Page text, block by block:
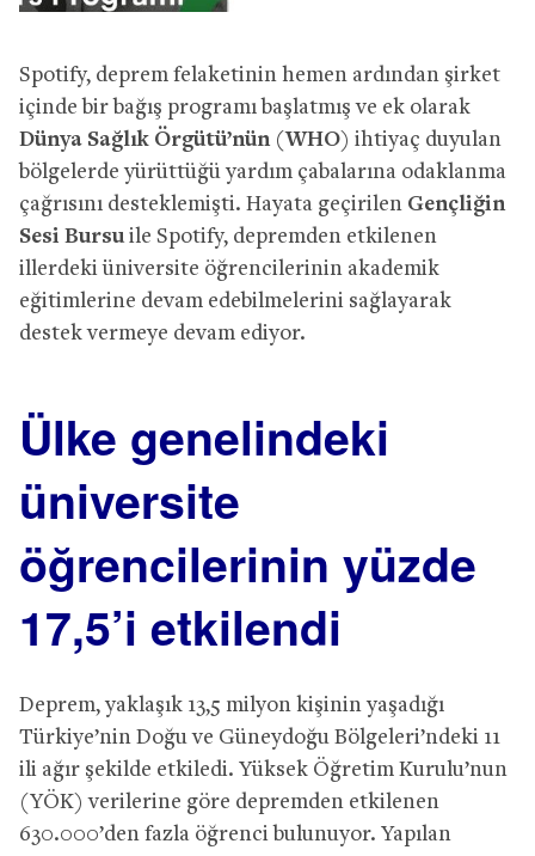
Spotify, deprem felaketinin hemen ardından şirket
içinde bir bağış programı başlatmış ve ek olarak
Dünya Sağlık Örgütü’nün (WHO) ihtiyaç duyulan
bölgelerde yürüttüğü yardım çabalarına odaklanma
çağrısını desteklemişti. Hayata geçirilen Gençliğin
Sesi Bursuile Spotify, depremden etkilenen
illerdeki üniversite öğrencilerinin akademik
eğitimlerine devam edebilmelerini sağlayarak
destek vermeye devam ediyor.
Ülke genelindeki
üniversite
öğrencilerinin yüzde
17,5’i etkilendi
Deprem, yaklaşık 13,5 milyon kişinin yaşadığı
Türkiye’nin Doğu ve Güneydoğu Bölgeleri’ndeki 11
ili ağır şekilde etkiledi. Yüksek Öğretim Kurulu’nun
(YÖK) verilerine göre depremden etkilenen
630.000’den fazla öğrenci bulunuyor. Yapılan